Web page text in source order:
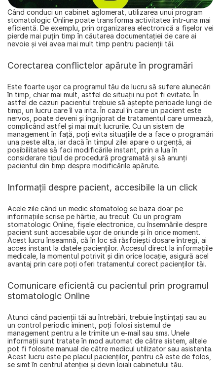
Când conduci un cabinet aglomerat, utilizarea unui program
stomatologic Online poate transforma activitatea într-una mai
eficientă. De exemplu, prin organizarea electronică a fişelor vei
pierde mai puţin timp în căutarea documentaţiei de care ai
nevoie şi vei avea mai mult timp pentru pacienţii tăi.
Corectarea conflictelor apărute în programări
Este foarte uşor ca programul tău de lucru să sufere alunecări
în timp, chiar mai mult, astfel de situaţii nu pot fi evitate. În
astfel de cazuri pacientul trebuie să aştepte perioade lungi de
timp, un lucru care îl va irita. În cazul în care un pacient este
nervos, poate deveni şi îngrijorat de tratamentul care urmează,
complicând astfel şi mai mult lucrurile. Cu un sistem de
management în faţă, poţi evita situaţiile de a face o programări
una peste alta, iar dacă în timpul zilei apare o urgenţă, ai
posibilitatea să faci modificările instant, prin a lua în
considerare tipul de procedură programată şi să anunţi
pacientul din timp despre modificările apărute.
Informaţii despre pacient, accesibile la un click
Acele zile când un medic stomatolog se baza doar pe
informaţiile scrise pe hârtie, au trecut. Cu un program
stomatologic Online, fişele electronice, cu însemnările despre
pacient sunt accesabile ușor de oriunde şi în orice moment.
Acest lucru înseamnă, că în loc să răsfoieşti dosare întregi, ai
acces instant la datele pacienţilor. Accesul direct la informaţiile
medicale, la momentul potrivit şi din orice locaţie, asigură acel
avantaj prin care poţi oferi tratamentul corect pacienţilor tăi.
Comunicare eficientă cu pacientul prin programul
stomatologic Online
Atunci când pacienţii tăi au întrebări, trebuie înştiinţaţi sau au
un control periodic iminent, poţi folosi sistemul de
management pentru a le trimite un e-mail sau sms. Unele
informaţii sunt tratate în mod automat de câtre sistem, altele
pot fi folosite manual de câtre medicul utilizator sau asistenta.
Acest lucru este pe placul pacienţilor, pentru că este de folos,
se simt în centrul atenţiei şi devin loiali cabinetului tău.